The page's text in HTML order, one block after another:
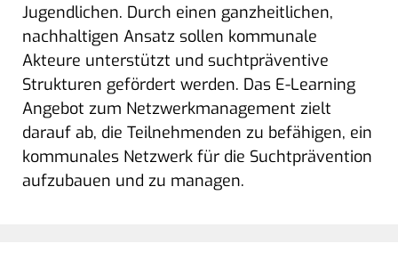
Jugendlichen. Durch einen ganzheitlichen,
nachhaltigen Ansatz sollen kommunale
Akteure unterstützt und suchtpräventive
Strukturen gefördert werden. Das E-Learning
Angebot zum Netzwerkmanagement zielt
darauf ab, die Teilnehmenden zu befähigen, ein
kommunales Netzwerk für die Suchtprävention
aufzubauen und zu managen.